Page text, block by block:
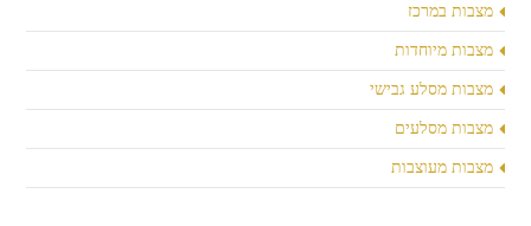
מצבות במרכז
מצבות מיוחדות
מצבות מסלע גבישי
מצבות מסלעים
מצבות מעוצבות